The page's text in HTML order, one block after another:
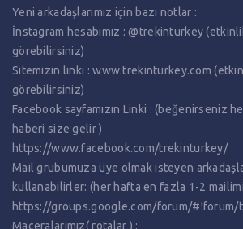
Yeni arkadaşlarımız için bazı notlar :
İnstagram hesabımız : @trekinturkey
görebilirsiniz)
Sitemizin linki : www.trekinturkey.com
görebilirsiniz)
Facebook sayfamızın Linki : (beğenirseniz
haberi size gelir )
https://www.facebook.com/trekinturkey/
Mail grubumuza üye olmak isteyen
kullanabilirler: (her hafta en fazla 1-2
https://groups.google.com/forum/#!forum/
Maceralarımız( rotalar ) :